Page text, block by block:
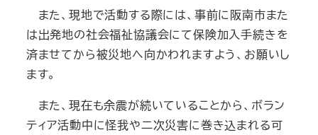
また、現地で活動する際には、事前に阪南市また
は出発地の社会福祉協議会にて保険加入手続きを
済ませてから被災地へ向かわれますよう、お願いし
ます。
また、現在も余震が続いていることから、ボラン
ティア活動中に怪我や二次災害に巻き込まれる可